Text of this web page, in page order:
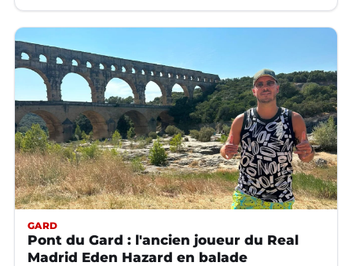
GARD
Pont du Gard : l'ancien joueur du Real
Madrid Eden Hazard en balade